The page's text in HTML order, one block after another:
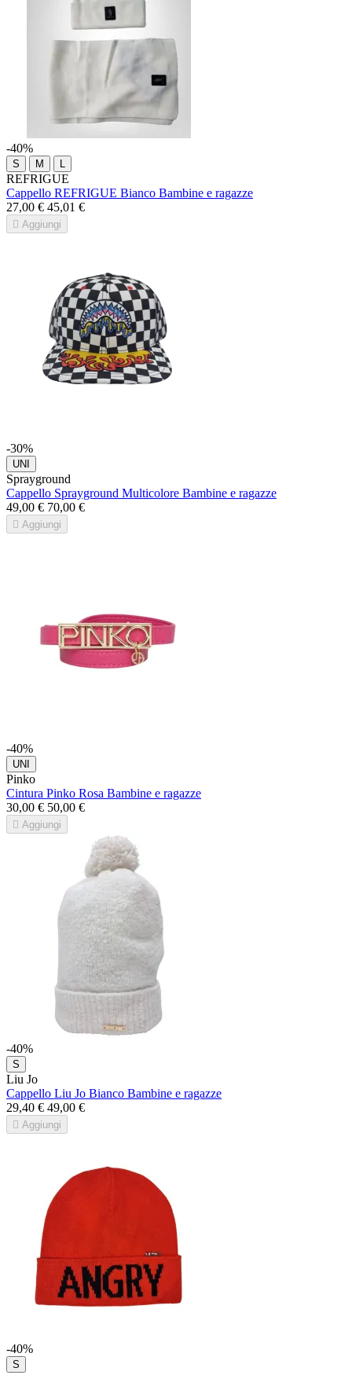
-40%
S M
REFRIGUE
Cappello REFRIGUE Bianco Bambine e ragazze
27,00 € 45,01 €
 Aggiungi
-30%
UNI
Sprayground
Cappello Sprayground Multicolore Bambine e ragazze
49,00 € 70,00 €
 Aggiungi
-40%
UNI
Pinko
Cintura Pinko Rosa Bambine e ragazze
30,00 € 50,00 €
 Aggiungi
-40%
S
Liu Jo
Cappello Liu Jo Bianco Bambine e ragazze
29,40 € 49,00 €
 Aggiungi
-40%
S